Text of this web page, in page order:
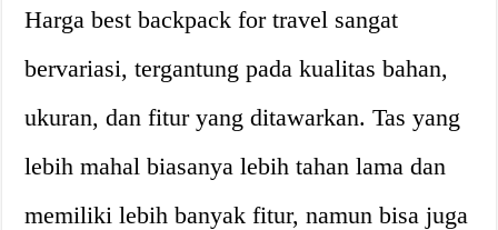
Harga best backpack for travel sangat
bervariasi, tergantung pada kualitas bahan,
ukuran, dan fitur yang ditawarkan. Tas yang
lebih mahal biasanya lebih tahan lama dan
memiliki lebih banyak fitur, namun bisa juga